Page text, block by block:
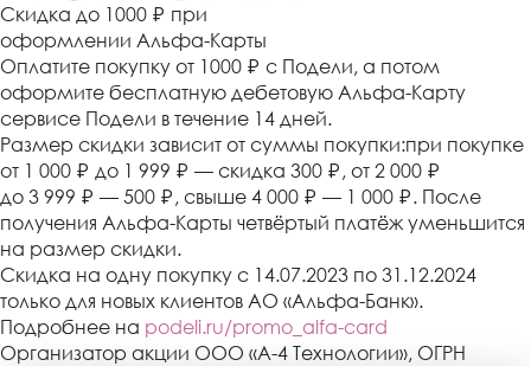
Cкидка до 1000 ₽ при
оформлении Альфа-Карты
Оплатите покупку от 1000 ₽ с Подели, а потом
оформите бесплатную дебетовую Альфа-Карту
сервисе Подели в течение 14 дней.
Размер скидки зависит от суммы покупки:при покупке
от 1 000 ₽ до 1 999 ₽ — скидка 300 ₽ , от 2 000 ₽
до 3 999 ₽ — 500 ₽ , свыше 4 000 ₽ — 1 000 ₽. После
получения Альфа-Карты четвёртый платёж уменьшится
на размер скидки.
Скидка на одну покупку с 14.07.2023 по 31.12.2024
только для новых клиентов АО «Альфа-Банк».
Подробнее на podeli.ru/promo_alfa-card
Организатор акции ООО «А-4 Технологии», ОГРН